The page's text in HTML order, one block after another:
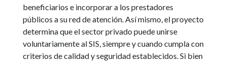
beneficiarios e incorporar a los prestadores
públicos a su red de atención. Así mismo, el proyecto
determina que el sector privado puede unirse
voluntariamente al SIS, siempre y cuando cumpla con
criterios de calidad y seguridad establecidos. Si bien